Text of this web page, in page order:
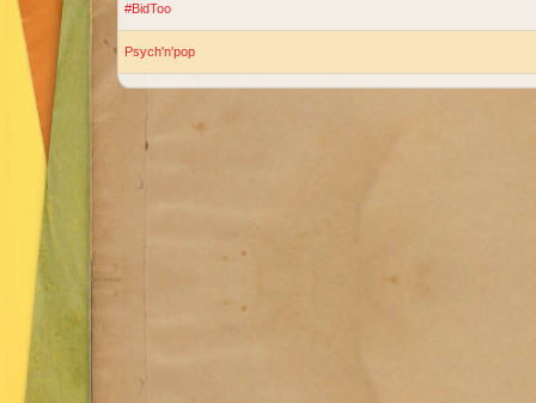
#BidToo
Psych'n'pop